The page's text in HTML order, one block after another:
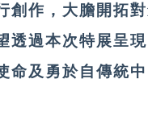
創作，大膽開拓
透過本次特展呈
命及勇於自傳統